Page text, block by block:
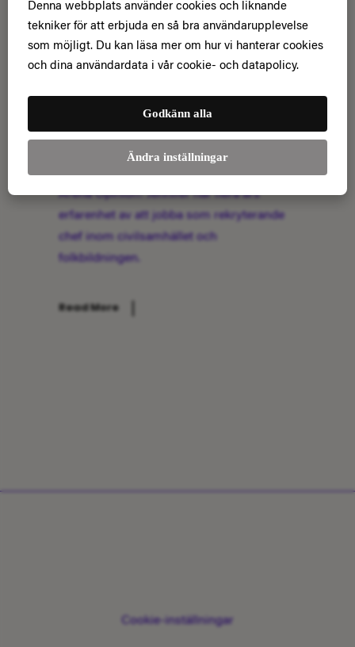
By Admin 15 april 2024 Aktuellt
Välkommen Jennifer, ny
rekryteringskonsult och
kommunikationsstrateg
Nu har Jennifer Söderström börjat på
Arena Opinion! Jennifer har flera års
erfarenhet av att jobba som rekryterande
chef inom civilsamhället och
folkbildningen.
Read More
Cookie-inställningar
Denna webbplats använder cookies och liknande
tekniker för att erbjuda en så bra användarupplevelse
som möjligt. Du kan läsa mer om hur vi hanterar cookies
och dina användardata i vår cookie- och datapolicy.
Godkänn alla
Ändra inställningar